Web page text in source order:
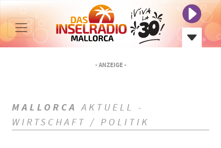
- ANZEIGE -
MALLORCA AKTUELL -
WIRTSCHAFT / POLITIK